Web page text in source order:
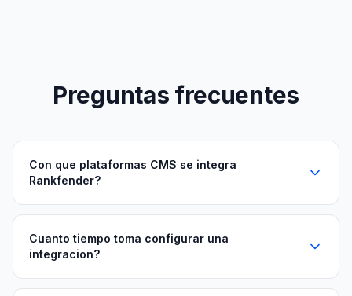
Preguntas frecuentes
Con que plataformas CMS se integra
Rankfender?
Cuanto tiempo toma configurar una
integracion?